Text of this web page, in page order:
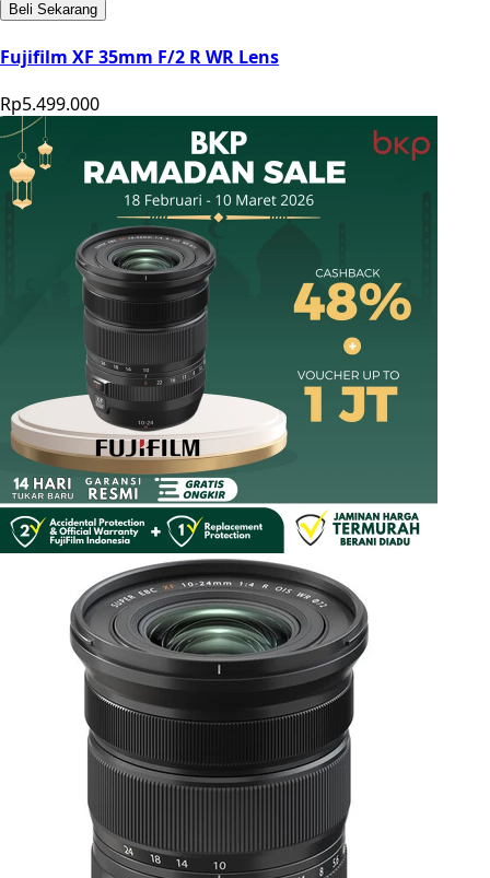
Beli Sekarang
Fujifilm XF 35mm F/2 R WR Lens
Rp5.499.000